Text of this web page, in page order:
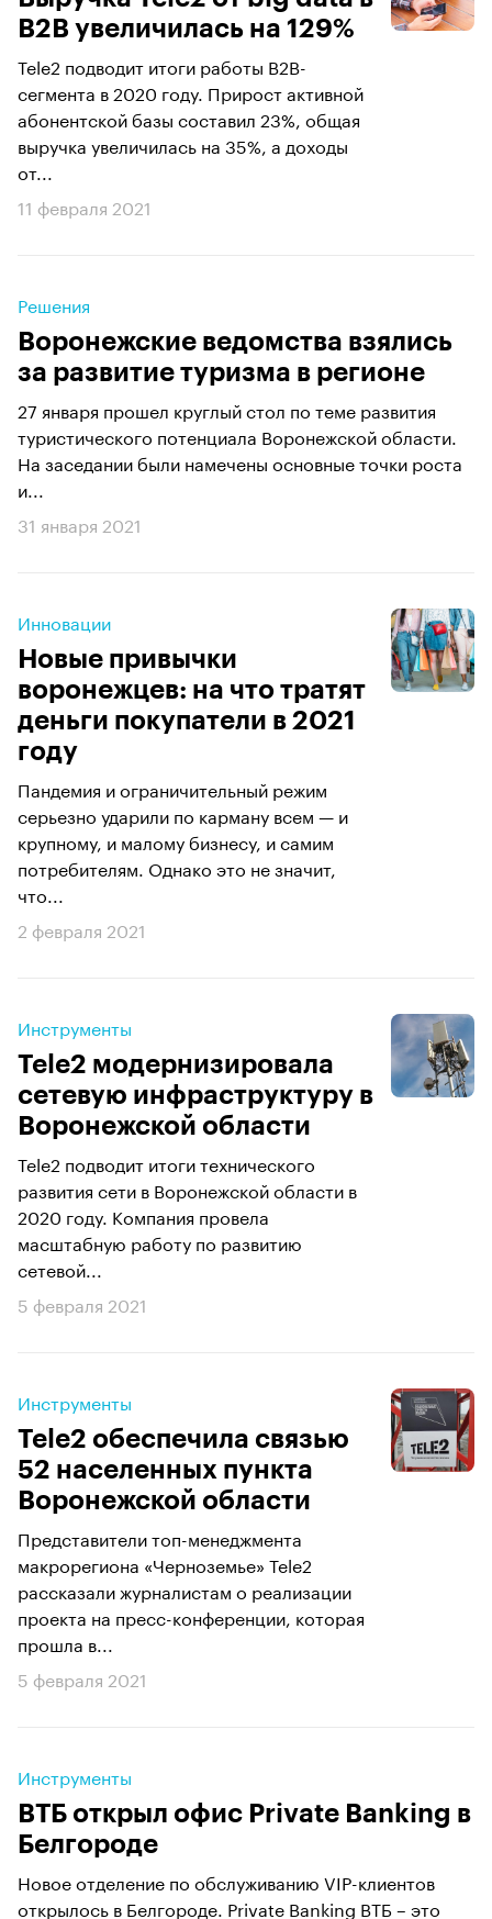
В2В увеличилась на 129%
Tele2 подводит итоги работы B2B-
сегмента в 2020 году. Прирост активной
абонентской базы составил 23%, общая
выручка увеличилась на 35%, а доходы
от...
11 февраля 2021
Решения
Воронежские ведомства взялись
за развитие туризма в регионе
27 января прошел круглый стол по теме развития
туристического потенциала Воронежской области.
На заседании были намечены основные точки роста
и...
31 января 2021
Инновации
Новые привычки
воронежцев: на что тратят
деньги покупатели в 2021
году
Пандемия и ограничительный режим
серьезно ударили по карману всем — и
крупному, и малому бизнесу, и самим
потребителям. Однако это не значит,
что...
2 февраля 2021
Инструменты
Tele2 модернизировала
сетевую инфраструктуру в
Воронежской области
Tele2 подводит итоги технического
развития сети в Воронежской области в
2020 году. Компания провела
масштабную работу по развитию
сетевой...
5 февраля 2021
Инструменты
Tele2 обеспечила связью
52 населенных пункта
Воронежской области
Представители топ-менеджмента
макрорегиона «Черноземье» Tele2
рассказали журналистам о реализации
проекта на пресс-конференции, которая
прошла в...
5 февраля 2021
Инструменты
ВТБ открыл офис Private Banking в
Белгороде
Новое отделение по обслуживанию VIP-клиентов
открылось в Белгороде. Private Banking ВТБ – это